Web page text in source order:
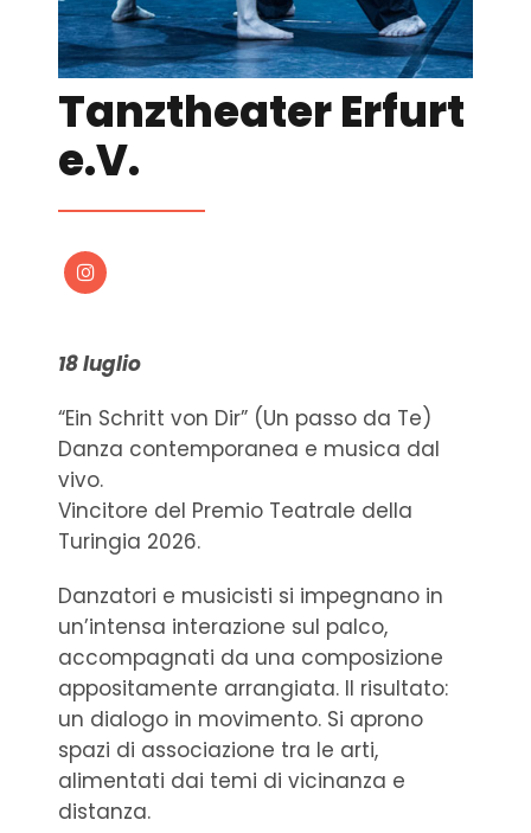
Tanztheater Erfurt
e.V.
18 luglio
“Ein Schritt von Dir” (Un passo da Te)
Danza contemporanea e musica dal
vivo.
Vincitore del Premio Teatrale della
Turingia 2026.
Danzatori e musicisti si impegnano in
un’intensa interazione sul palco,
accompagnati da una composizione
appositamente arrangiata. Il risultato:
un dialogo in movimento. Si aprono
spazi di associazione tra le arti,
alimentati dai temi di vicinanza e
distanza.